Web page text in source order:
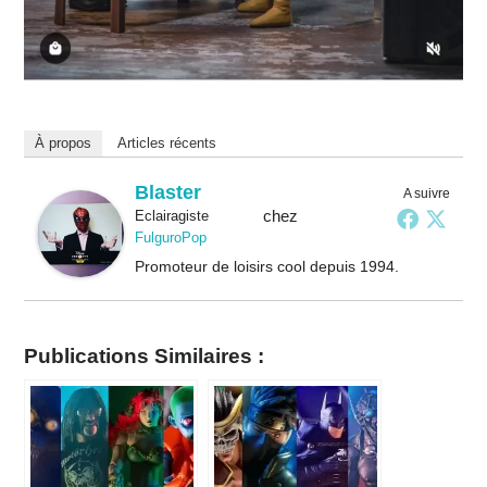
À propos Articles récents
A suivre
Blaster
Eclairagistechez
FulguroPop
Promoteur de loisirs cool depuis 1994.
Publications Similaires :